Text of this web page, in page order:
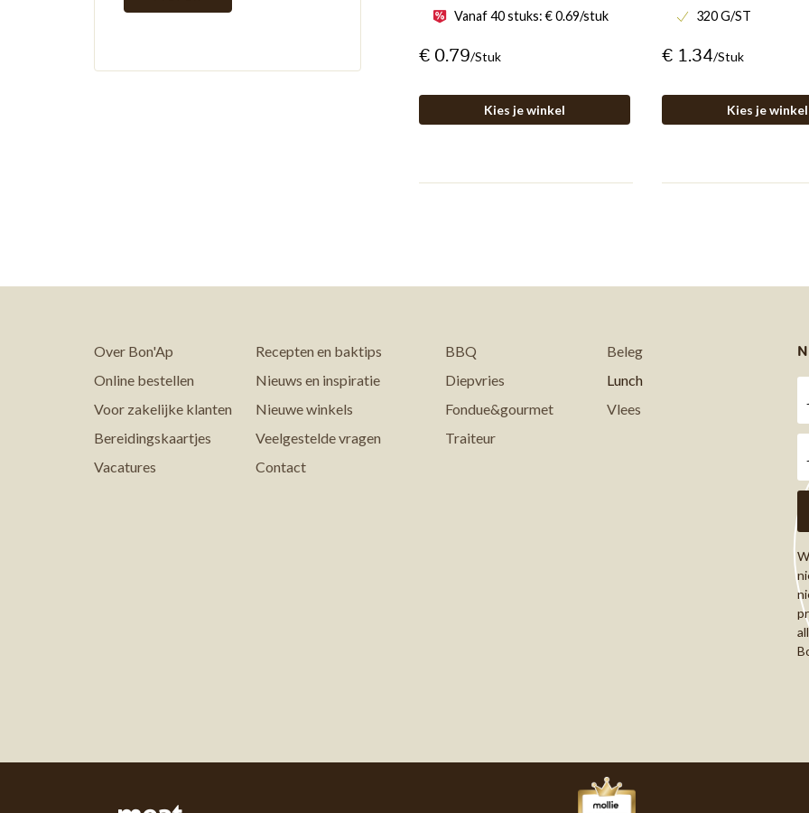
Vanaf 40 stuks: € 0.69/stuk
€ 0.79/stuk
Kies je winkel
320 G/ST
€ 1.34/stuk
Kies je winkel
Over Bon'Ap
Recepten en baktips
Online bestellen
Nieuws en inspiratie
Voor zakelijke klanten
Nieuwe winkels
Bereidingskaartjes
Veelgestelde vragen
Vacatures
Contact
BBQ
Beleg
Diepvries
Lunch
Fondue&gourmet
Vlees
Traiteur